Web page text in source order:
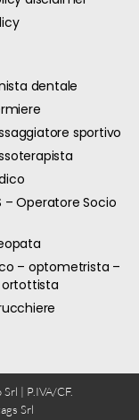
dentale
sportivo
– Operatore Socio
– optometrista –
| P.IVA/CF.
Srl